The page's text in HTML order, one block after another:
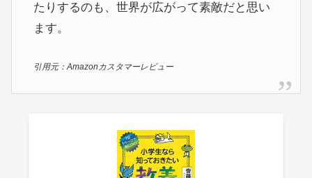
たりするのも、世界が広がって素敵だと思い
ます。
引用元：Amazonカスタマーレビュー